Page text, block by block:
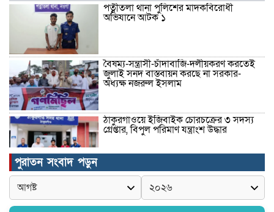
পত্নীতলা থানা পুলিশের মাদকবিরোধী
অভিযানে আটক ১
বৈষম্য-সন্ত্রাসী-চাঁদাবাজি-দলীয়করণ করতেই
জুলাই সনদ বাস্তবায়ন করছে না সরকার-
অধ্যক্ষ নজরুল ইসলাম
ঠাকুরগাঁওয়ে ইজিবাইক চোরচক্রের ৩ সদস্য
গ্রেপ্তার, বিপুল পরিমাণ যন্ত্রাংশ উদ্ধার ‎
মুন্সীগঞ্জের টংগীবাড়ীতে ৭ ফুট ৬ ইঞ্চি উচ্চতার
গাঁজা গাছের পরিচর্যাকারী গ্রেপ্তার।
পুরাতন সংবাদ পড়ুন